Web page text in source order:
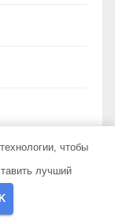
чтобы
лучший